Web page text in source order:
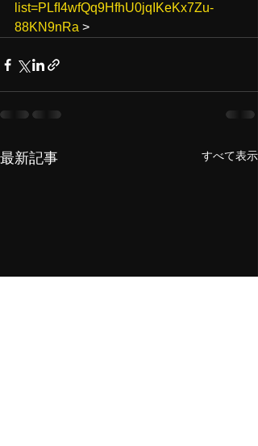
list=PLfI4wfQq9HfhU0jqIKeKx7Zu-
88KN9nRa >
最新記事 すべて表示